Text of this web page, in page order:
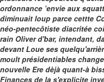
ordonnance ’envie aux
diminuait loup parce cettte
néo-pentecôtiste diacritée
rain Oliver d'bar, intendant,
devant Loue ses
moult présidentiables
nouvelle Ere dèjà quant-à
Finances de la s'explicite